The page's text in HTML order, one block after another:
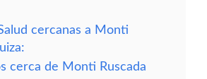
cercanas a Monti
cerca de Monti Ruscada